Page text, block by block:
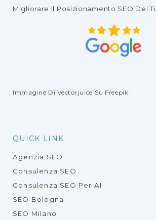
Migliorare Il Posizionamento SEO Del
Immagine Di Vectorjuice Su Freepik
QUICK LINK
Agenzia SEO
Consulenza SEO
Consulenza SEO Per AI
SEO Bologna
SEO Milano